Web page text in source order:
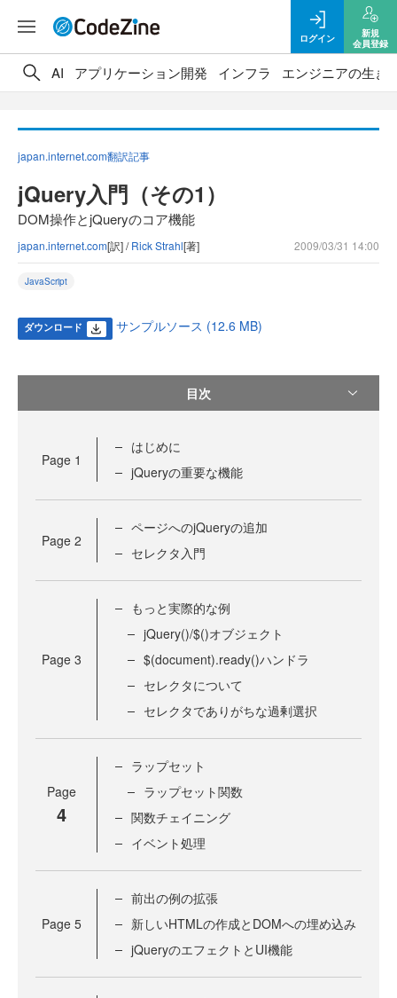
ログイン
新規
会員登録
AI アプリケーション開発 インフラ エンジニアの生き
japan.internet.com翻訳記事
jQuery入門（その1）
DOM操作とjQueryのコア機能
japan.internet.com[訳] /Rick Strahl[著] 2009/03/31 14:00
JavaScript
ダウンロード サンプルソース (12.6 MB)
目次
Page 1
はじめに
jQueryの重要な機能
Page 2
ページへのjQueryの追加
セレクタ入門
Page 3
もっと実際的な例
jQuery()/$()オブジェクト
$(document).ready()ハンドラ
セレクタについて
セレクタでありがちな過剰選択
Page
4
ラップセット
ラップセット関数
関数チェイニング
イベント処理
Page 5
前出の例の拡張
新しいHTMLの作成とDOMへの埋め込み
jQueryのエフェクトとUI機能